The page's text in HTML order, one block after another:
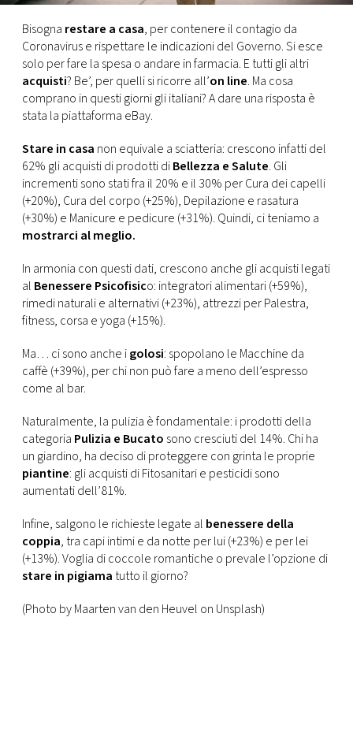
RMC
CONSIGLIA
Bisogna restare a casa, per contenere il contagio da
Coronavirus e rispettare le indicazioni del Governo. Si esce
solo per fare la spesa o andare in farmacia. E tutti gli altri
acquisti? Be’, per quelli si ricorre all’on line. Ma cosa
comprano in questi giorni gli italiani? A dare una risposta è
stata la piattaforma eBay.
Stare in casa non equivale a sciatteria: crescono infatti del
62% gli acquisti di prodotti diBellezza e Salute. Gli
incrementi sono stati fra il 20% e il 30% per Cura dei capelli
(+20%), Cura del corpo (+25%), Depilazione e rasatura
(+30%) e Manicure e pedicure (+31%). Quindi, ci teniamo a
mostrarci al meglio.
In armonia con questi dati, crescono anche gli acquisti legati
al Benessere Psicofisico: integratori alimentari (+59%),
rimedi naturali e alternativi (+23%), attrezzi per Palestra,
fitness, corsa e yoga (+15%).
Ma… ci sono anche igolosi: spopolano le Macchine da
caffè (+39%), per chi non può fare a meno dell’espresso
come al bar.
Naturalmente, la pulizia è fondamentale: i prodotti della
categoria Pulizia e Bucato sono cresciuti del 14%. Chi ha
un giardino, ha deciso di proteggere con grinta le proprie
piantine: gli acquisti di Fitosanitari e pesticidi sono
aumentati dell’81%.
Infine, salgono le richieste legate al benessere della
coppia, tra capi intimi e da notte per lui (+23%) e per lei
(+13%). Voglia di coccole romantiche o prevale l’opzione di
stare in pigiama tutto il giorno?
(Photo by Maarten van den Heuvel on Unsplash)